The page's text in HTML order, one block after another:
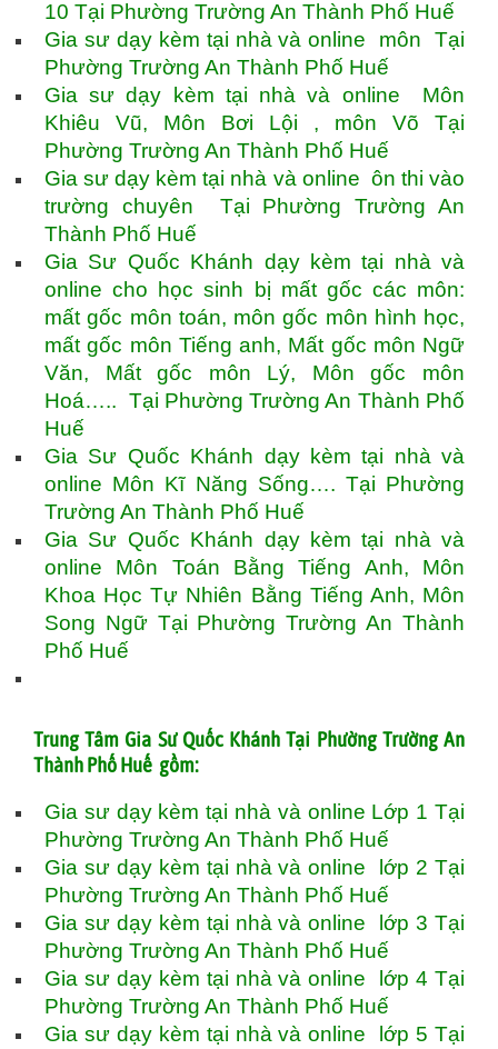
10 Tại Phường Trường An Thành Phố Huế
Gia sư dạy kèm tại nhà và online môn Tại
Phường Trường An Thành Phố Huế
Gia sư dạy kèm tại nhà và online Môn
Khiêu Vũ, Môn Bơi Lội , môn Võ Tại
Phường Trường An Thành Phố Huế
Gia sư dạy kèm tại nhà và online ôn thi vào
trường chuyên Tại Phường Trường An
Thành Phố Huế
Gia Sư Quốc Khánh dạy kèm tại nhà và
online cho học sinh bị mất gốc các môn:
mất gốc môn toán, môn gốc môn hình học,
mất gốc môn Tiếng anh, Mất gốc môn Ngữ
Văn, Mất gốc môn Lý, Môn gốc môn
Hoá….. Tại Phường Trường An Thành Phố
Huế
Gia Sư Quốc Khánh dạy kèm tại nhà và
online Môn Kĩ Năng Sống…. Tại Phường
Trường An Thành Phố Huế
Gia Sư Quốc Khánh dạy kèm tại nhà và
online Môn Toán Bằng Tiếng Anh, Môn
Khoa Học Tự Nhiên Bằng Tiếng Anh, Môn
Song Ngữ Tại Phường Trường An Thành
Phố Huế
Trung Tâm Gia Sư Quốc Khánh Tại Phường Trường An
Thành Phố Huế gồm:
Gia sư dạy kèm tại nhà và online Lớp 1 Tại
Phường Trường An Thành Phố Huế
Gia sư dạy kèm tại nhà và online lớp 2 Tại
Phường Trường An Thành Phố Huế
Gia sư dạy kèm tại nhà và online lớp 3 Tại
Phường Trường An Thành Phố Huế
Gia sư dạy kèm tại nhà và online lớp 4 Tại
Phường Trường An Thành Phố Huế
Gia sư dạy kèm tại nhà và online lớp 5 Tại